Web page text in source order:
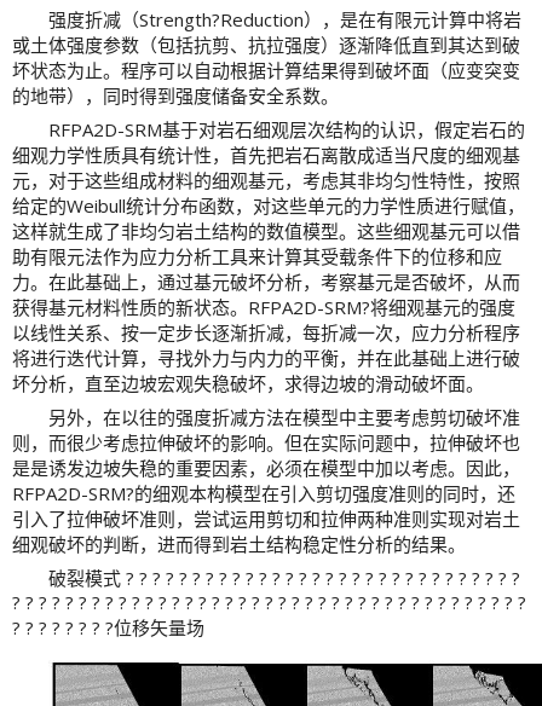
强度折减（Strength?Reduction），是在有限元计算中将岩
或土体强度参数（包括抗剪、抗拉强度）逐渐降低直到其达到破
坏状态为止。程序可以自动根据计算结果得到破坏面（应变突变
的地带），同时得到强度储备安全系数。
RFPA2D-SRM基于对岩石细观层次结构的认识，假定岩石的
细观力学性质具有统计性，首先把岩石离散成适当尺度的细观基
元，对于这些组成材料的细观基元，考虑其非均匀性特性，按照
给定的Weibull统计分布函数，对这些单元的力学性质进行赋值，
这样就生成了非均匀岩土结构的数值模型。这些细观基元可以借
助有限元法作为应力分析工具来计算其受载条件下的位移和应
力。在此基础上，通过基元破坏分析，考察基元是否破坏，从而
获得基元材料性质的新状态。RFPA2D-SRM?将细观基元的强度
以线性关系、按一定步长逐渐折减，每折减一次，应力分析程序
将进行迭代计算，寻找外力与内力的平衡，并在此基础上进行破
坏分析，直至边坡宏观失稳破坏，求得边坡的滑动破坏面。
另外，在以往的强度折减方法在模型中主要考虑剪切破坏准
则，而很少考虑拉伸破坏的影响。但在实际问题中，拉伸破坏也
是是诱发边坡失稳的重要因素，必须在模型中加以考虑。因此，
RFPA2D-SRM?的细观本构模型在引入剪切强度准则的同时，还
引入了拉伸破坏准则，尝试运用剪切和拉伸两种准则实现对岩土
细观破坏的判断，进而得到岩土结构稳定性分析的结果。
破裂模式 ? ? ? ? ? ? ? ? ? ? ? ? ? ? ? ? ? ? ? ? ? ? ? ? ? ? ? ? ? ?
? ? ? ? ? ? ? ? ? ? ? ? ? ? ? ? ? ? ? ? ? ? ? ? ? ? ? ? ? ? ? ? ? ? ? ? ? ? ?
? ? ? ? ? ? ? ?位移矢量场